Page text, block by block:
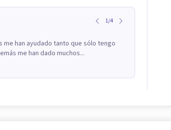
1/4
me han ayudado tanto que sólo tengo
me han dado muchos...